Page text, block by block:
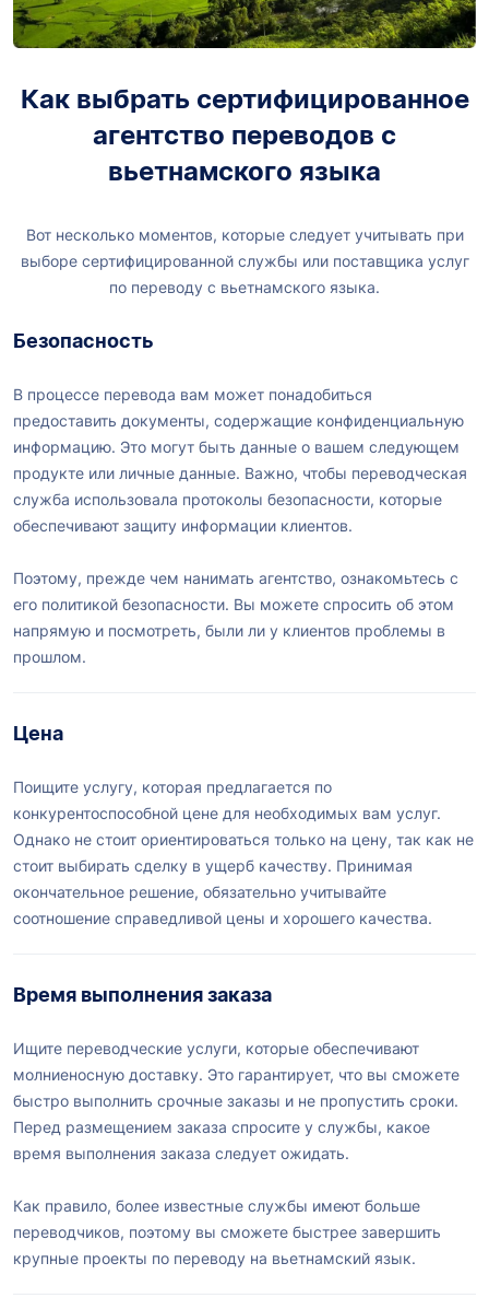
Как выбрать сертифицированное
агентство переводов с
вьетнамского языка
Вот несколько моментов, которые следует учитывать при
выборе сертифицированной службы или поставщика услуг
по переводу с вьетнамского языка.
Безопасность
В процессе перевода вам может понадобиться
предоставить документы, содержащие конфиденциальную
информацию. Это могут быть данные о вашем следующем
продукте или личные данные. Важно, чтобы переводческая
служба использовала протоколы безопасности, которые
обеспечивают защиту информации клиентов.
Поэтому, прежде чем нанимать агентство, ознакомьтесь с
его политикой безопасности. Вы можете спросить об этом
напрямую и посмотреть, были ли у клиентов проблемы в
прошлом.
Цена
Поищите услугу, которая предлагается по
конкурентоспособной цене для необходимых вам услуг.
Однако не стоит ориентироваться только на цену, так как не
стоит выбирать сделку в ущерб качеству. Принимая
окончательное решение, обязательно учитывайте
соотношение справедливой цены и хорошего качества.
Время выполнения заказа
Ищите переводческие услуги, которые обеспечивают
молниеносную доставку. Это гарантирует, что вы сможете
быстро выполнить срочные заказы и не пропустить сроки.
Перед размещением заказа спросите у службы, какое
время выполнения заказа следует ожидать.
Как правило, более известные службы имеют больше
переводчиков, поэтому вы сможете быстрее завершить
крупные проекты по переводу на вьетнамский язык.